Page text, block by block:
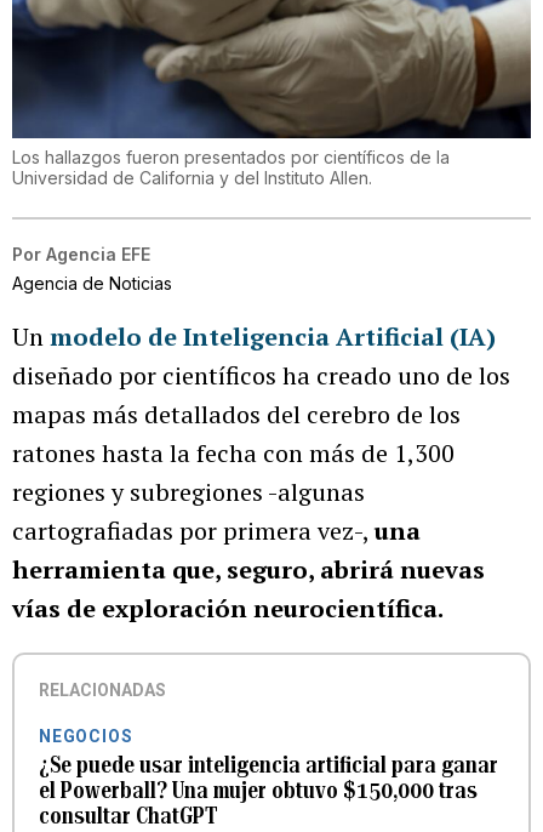
Los hallazgos fueron presentados por científicos de la
Universidad de California y del Instituto Allen.
Por Agencia EFE
Agencia de Noticias
Unmodelo de Inteligencia Artificial (IA)
diseñado por científicos ha creado uno de los
mapas más detallados del cerebro de los
ratones hasta la fecha con más de 1,300
regiones y subregiones -algunas
cartografiadas por primera vez-,una
herramienta que, seguro, abrirá nuevas
vías de exploración neurocientífica.
RELACIONADAS
NEGOCIOS
¿Se puede usar inteligencia artificial para ganar
el Powerball? Una mujer obtuvo $150,000 tras
consultar ChatGPT